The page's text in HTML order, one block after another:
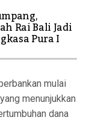
Rai Bali Jadi
Pura I
mulai
menunjukkan
dana